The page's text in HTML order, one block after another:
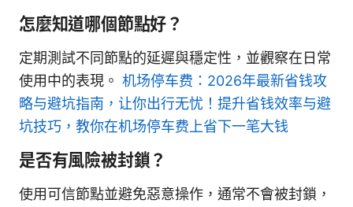
怎麼知道哪個節點好？
定期測試不同節點的延遲與穩定性，並觀察在日常
使用中的表現。 机场停车费：2026年最新省钱攻
略与避坑指南，让你出行无忧！提升省钱效率与避
坑技巧，教你在机场停车费上省下一笔大钱
是否有風險被封鎖？
使用可信節點並避免惡意操作，通常不會被封鎖，